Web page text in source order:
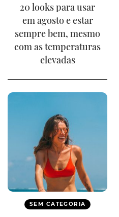
20 looks para usar
em agosto e estar
sempre bem, mesmo
com as temperaturas
elevadas
SEM CATEGORIA